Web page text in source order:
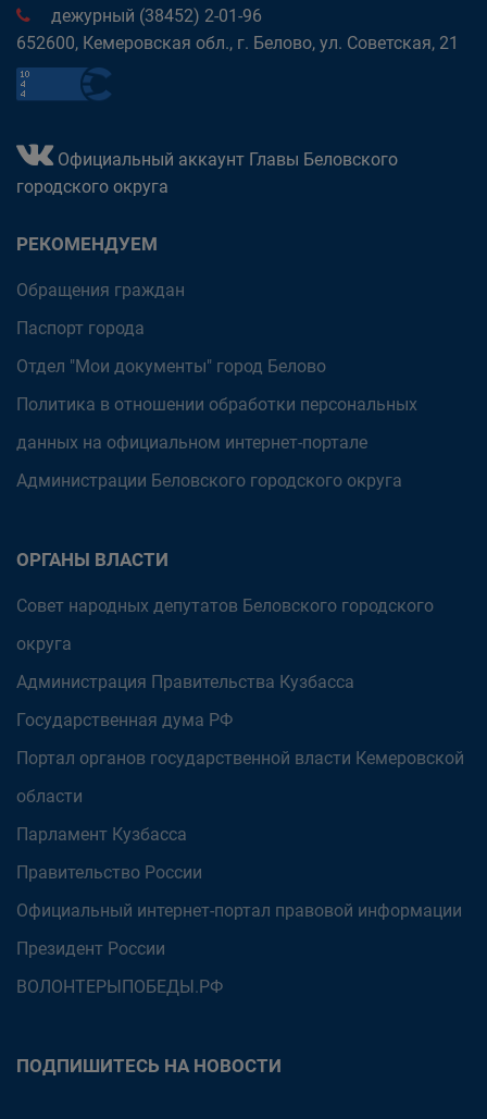
дежурный (38452) 2-01-96
652600, Кемеровская обл., г. Белово, ул. Советская, 21
Официальный аккаунт Главы Беловского
городского округа
РЕКОМЕНДУЕМ
Обращения граждан
Паспорт города
Отдел "Мои документы" город Белово
Политика в отношении обработки персональных
данных на официальном интернет-портале
Администрации Беловского городского округа
ОРГАНЫ ВЛАСТИ
Совет народных депутатов Беловского городского
округа
Администрация Правительства Кузбасса
Государственная дума РФ
Портал органов государственной власти Кемеровской
области
Парламент Кузбасса
Правительство России
Официальный интернет-портал правовой информации
Президент России
ВОЛОНТЕРЫПОБЕДЫ.РФ
ПОДПИШИТЕСЬ НА НОВОСТИ